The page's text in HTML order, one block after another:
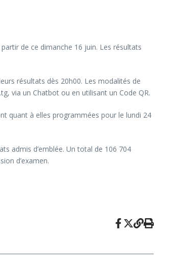
de ce dimanche 16 juin. Les résultats
résultats dès 20h00. Les modalités de
via un Chatbot ou en utilisant un Code QR.
quant à elles programmées pour le lundi 24
admis d’emblée. Un total de 106 704
d’examen.